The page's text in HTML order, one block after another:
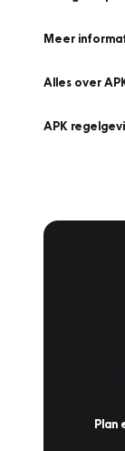
Meer
Alles over
APK
Plan